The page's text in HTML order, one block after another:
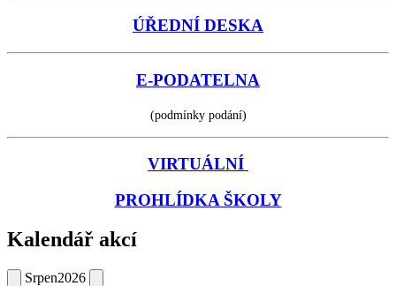
ÚŘEDNÍ DESKA
E-PODATELNA
(podmínky podání)
VIRTUÁLNÍ
PROHLÍDKA ŠKOLY
Kalendář akcí
Srpen2026